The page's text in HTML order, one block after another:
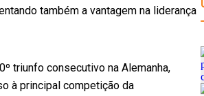
também a vantagem na liderança
triunfo consecutivo na Alemanha,
à principal competição da